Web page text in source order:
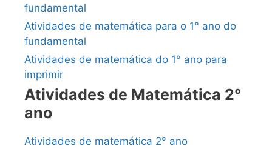
fundamental
Atividades de matemática para o 1° ano do
fundamental
Atividades de matemática do 1° ano para
imprimir
Atividades de Matemática 2°
ano
Atividades de matemática 2° ano